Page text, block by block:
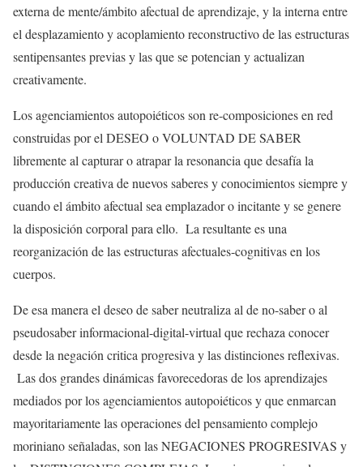
externa de mente/ámbito afectual de aprendizaje, y la interna entre
el desplazamiento y acoplamiento reconstructivo de las estructuras
sentipensantes previas y las que se potencian y actualizan
creativamente.
Los agenciamientos autopoiéticos son re-composiciones en red
construidas por el DESEO o VOLUNTAD DE SABER
libremente al capturar o atrapar la resonancia que desafía la
producción creativa de nuevos saberes y conocimientos siempre y
cuando el ámbito afectual sea emplazador o incitante y se genere
la disposición corporal para ello. La resultante es una
reorganización de las estructuras afectuales-cognitivas en los
cuerpos.
De esa manera el deseo de saber neutraliza al de no-saber o al
pseudosaber informacional-digital-virtual que rechaza conocer
desde la negación critica progresiva y las distinciones reflexivas.
Las dos grandes dinámicas favorecedoras de los aprendizajes
mediados por los agenciamientos autopoiéticos y que enmarcan
mayoritariamente las operaciones del pensamiento complejo
moriniano señaladas, son las NEGACIONES PROGRESIVAS y